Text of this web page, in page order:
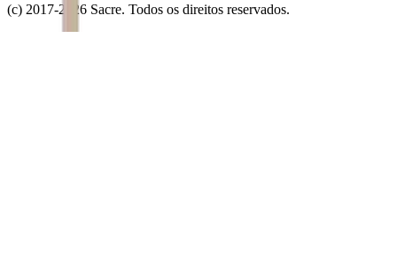
(c) 2017-2026 Sacre. Todos os direitos reservados.